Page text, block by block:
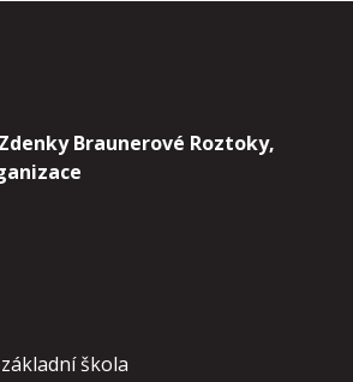
Braunerové Roztoky,
škola